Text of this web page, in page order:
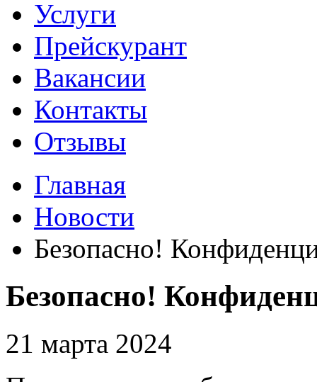
Услуги
Прейскурант
Вакансии
Контакты
Отзывы
Главная
Новости
Безопасно!
Безопасно!
21 марта 2024